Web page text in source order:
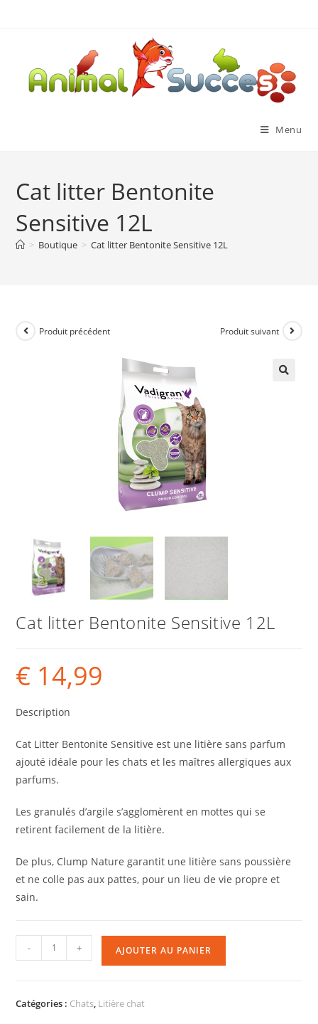
Menu
Cat litter Bentonite
Sensitive 12L
> Boutique > Cat litter Bentonite Sensitive 12L
Produit précédent Produit suivant
Cat litter Bentonite Sensitive 12L
€ 14,99
Description
Cat Litter Bentonite Sensitive est une litière sans parfum
ajouté idéale pour les chats et les maîtres allergiques aux
parfums.
Les granulés d’argile s’agglomèrent en mottes qui se
retirent facilement de la litière.
De plus, Clump Nature garantit une litière sans poussière
et ne colle pas aux pattes, pour un lieu de vie propre et
sain.
- + AJOUTER AU PANIER
Catégories : Chats, Litière chat